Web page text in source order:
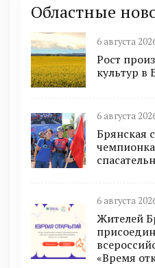
Областные
6 августа
Рост
культур в
6 августа
Брянская
6 августа
Жителей
«Время